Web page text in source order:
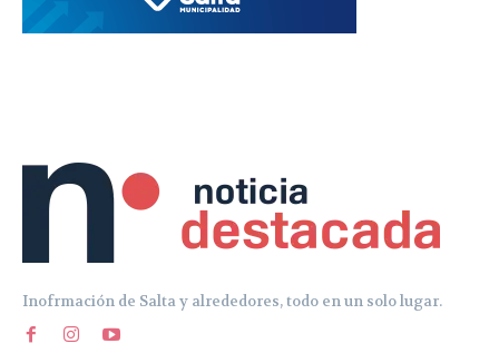
Inofrmación de Salta y alrededores, todo en un solo lugar.